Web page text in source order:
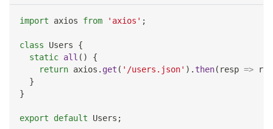
import axios from 'axios' ;
class Users
{
static all ( )
{
return axios . get ( '/users.json' ) . then( resp =>
}
}
export default Users ;